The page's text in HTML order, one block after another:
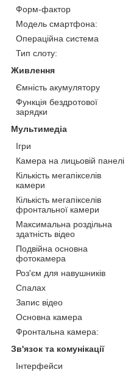
Форм-фактор
Модель смартфона:
Операційна система
Тип слоту:
Живлення
Ємність акумулятору
Функція бездротової
зарядки
Мультимедіа
Ігри
Камера на лицьовій панелі
Кількість мегапікселів
камери
Кількість мегапікселів
фронтальної камери
Максимальна роздільна
здатність відео
Подвійна основна
фотокамера
Роз'єм для навушників
Спалах
Запис відео
Основна камера
Фронтальна камера:
Зв'язок та комунікації
Інтерфейси